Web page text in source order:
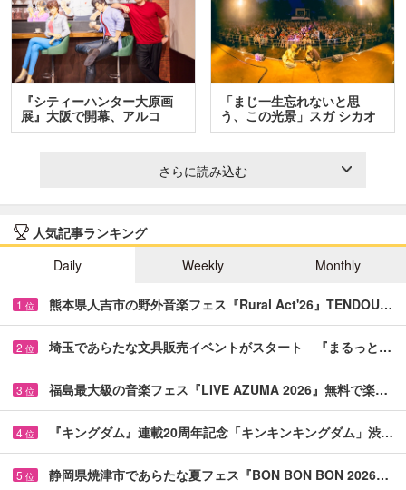
『シティーハンター大原画
展』大阪で開幕、アルコ
＆…
「まじ一生忘れないと思
う、この光景」スガ シカオ
と…
さらに読み込む
人気記事ランキング
Daily
Weekly Monthly
1 位 熊本県人吉市の野外音楽フェス『Rural Act'26』TENDOU…
2 位 埼玉であらたな文具販売イベントがスタート 『まるっと…
3 位 福島最大級の音楽フェス『LIVE AZUMA 2026』無料で楽…
4 位 『キングダム』連載20周年記念「キンキンキングダム」渋…
5 位 静岡県焼津市であらたな夏フェス『BON BON BON 2026…